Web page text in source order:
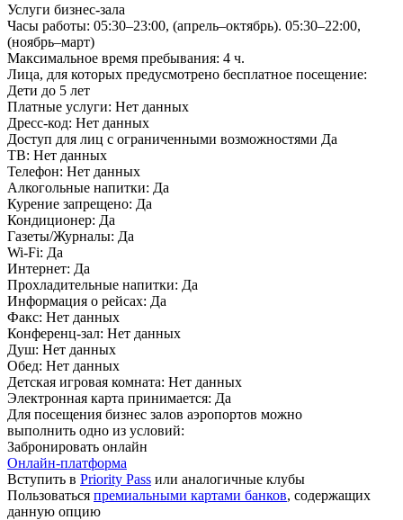
Услуги бизнес-зала
Часы работы: 05:30–23:00, (апрель–октябрь). 05:30–22:00,
(ноябрь–март)
Максимальное время пребывания: 4 ч.
Лица, для которых предусмотрено бесплатное посещение:
Дети до 5 лет
Платные услуги: Нет данных
Дресс-код: Нет данных
Доступ для лиц с ограниченными возможностями Да
ТВ: Нет данных
Телефон: Нет данных
Алкогольные напитки: Да
Курение запрещено: Да
Кондиционер: Да
Газеты/Журналы: Да
Wi-Fi: Да
Интернет: Да
Прохладительные напитки: Да
Информация о рейсах: Да
Факс: Нет данных
Конференц-зал: Нет данных
Душ: Нет данных
Обед: Нет данных
Детская игровая комната: Нет данных
Электронная карта принимается: Да
Для посещения бизнес залов аэропортов можно
выполнить одно из условий:
Забронировать онлайн
Онлайн-платформа
Вступить в Priority Pass или аналогичные клубы
Пользоваться премиальными картами банков, содержащих
данную опцию